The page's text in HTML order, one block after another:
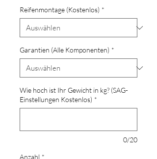
Reifenmontage (Kostenlos) *
Garantien (Alle Komponenten) *
Wie hoch ist Ihr Gewicht in kg? (SAG-
Einstellungen Kostenlos) *
0/20
Anzahl *